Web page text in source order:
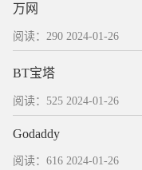
万网
阅读：290 2024-01-26
BT宝塔
阅读：525 2024-01-26
Godaddy
阅读：616 2024-01-26